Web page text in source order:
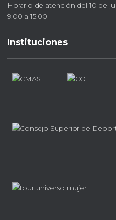
Horario de atención del 10 de
9.00 a 15.00
Instituciones